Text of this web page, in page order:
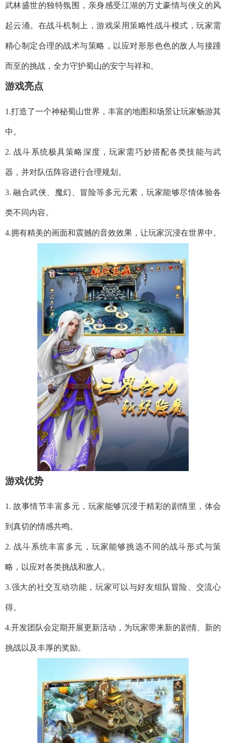
武林盛世的独特氛围，亲身感受江湖的万丈豪情与侠义的风
起云涌。在战斗机制上，游戏采用策略性战斗模式，玩家需
精心制定合理的战术与策略，以应对形形色色的敌人与接踵
而至的挑战，全力守护蜀山的安宁与祥和。
游戏亮点
1.打造了一个神秘蜀山世界，丰富的地图和场景让玩家畅游其
中。
2. 战斗系统极具策略深度，玩家需巧妙搭配各类技能与武
器，并对队伍阵容进行合理规划。
3. 融合武侠、魔幻、冒险等多元元素，玩家能够尽情体验各
类不同内容。
4.拥有精美的画面和震撼的音效效果，让玩家沉浸在世界中。
游戏优势
1. 故事情节丰富多元，玩家能够沉浸于精彩的剧情里，体会
到真切的情感共鸣。
2. 战斗系统丰富多元，玩家能够挑选不同的战斗形式与策
略，以应对各类挑战和敌人。
3.强大的社交互动功能，玩家可以与好友组队冒险、交流心
得。
4.开发团队会定期开展更新活动，为玩家带来新的剧情、新的
挑战以及丰厚的奖励。